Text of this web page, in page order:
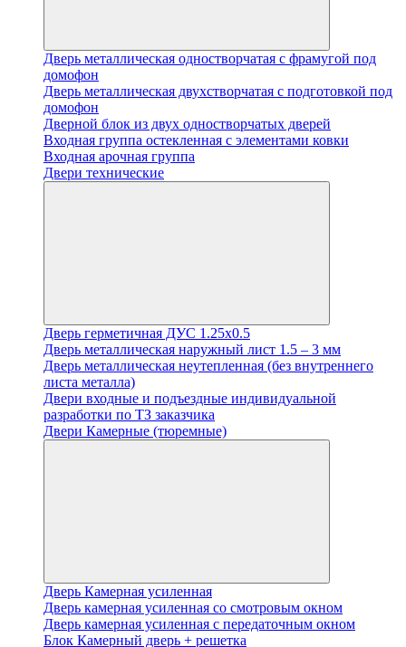
Дверь металлическая одностворчатая с фрамугой под
домофон
Дверь металлическая двухстворчатая с подготовкой под
домофон
Дверной блок из двух одностворчатых дверей
Входная группа остекленная с элементами ковки
Входная арочная группа
Двери технические
Дверь герметичная ДУС 1.25х0.5
Дверь металлическая наружный лист 1.5 – 3 мм
Дверь металлическая неутепленная (без внутреннего
листа металла)
Двери входные и подъездные индивидуальной
разработки по ТЗ заказчика
Двери Камерные (тюремные)
Дверь Камерная усиленная
Дверь камерная усиленная со смотровым окном
Дверь камерная усиленная с передаточным окном
Блок Камерный дверь + решетка